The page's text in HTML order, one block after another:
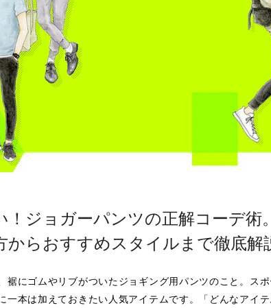
！ジョガーパンツの正解コーデ術
からおすすめスタイルまで徹底解
裾にゴムやリブがついたジョギング用パンツのこと。ス
一本は加えておきたい人気アイテムです。「どんなアイ